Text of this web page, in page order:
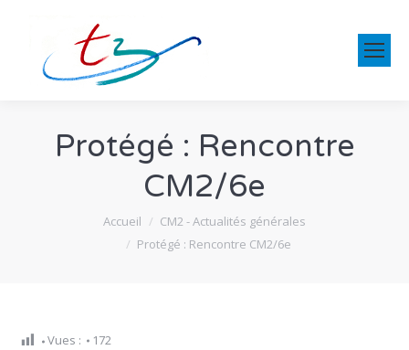
Protégé : Rencontre
CM2/6e
Vous êtes ici :Accueil
CM2 - Actualités générales
Protégé : Rencontre CM2/6e
Vues : 172